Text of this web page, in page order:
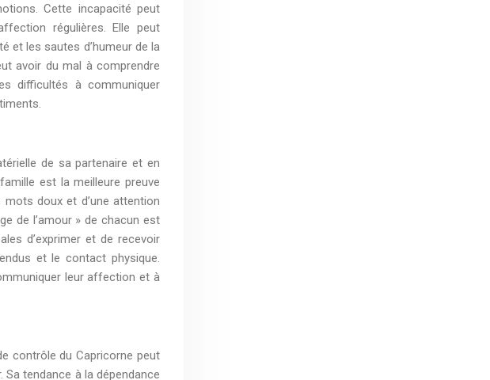
Cette incapacité peut
régulières. Elle peut
et les sautes d’humeur de la
avoir du mal à comprendre
difficultés à communiquer
de sa partenaire et en
est la meilleure preuve
mots doux et d’une attention
de l’amour » de chacun est
d’exprimer et de recevoir
et le contact physique.
leur affection et à
contrôle du Capricorne peut
Sa tendance à la dépendance